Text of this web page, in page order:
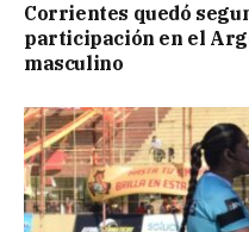
Corrientes quedó
participación en el
masculino